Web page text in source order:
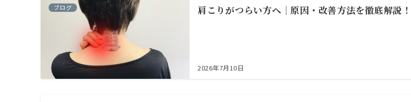
ブログ 肩こりがつらい方へ｜原因・改善方法を徹底解説！
2026年7月10日